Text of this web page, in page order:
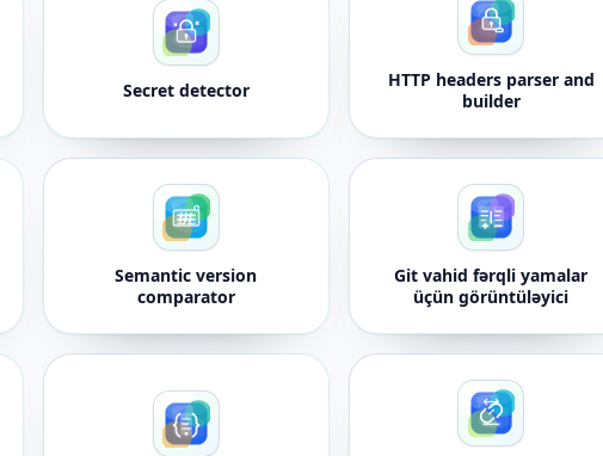
Secret detector
HTTP headers parser and
builder
Semantic version
comparator
Git vahid fərqli yamalar
üçün görüntüləyici